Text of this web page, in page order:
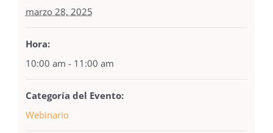
marzo 28, 2025
Hora:
10:00 am - 11:00 am
Categoría del Evento:
Webinario